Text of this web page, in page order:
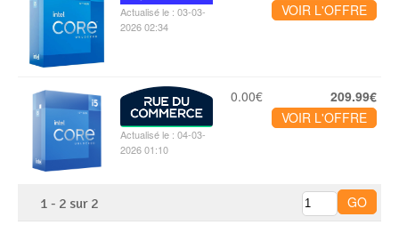
Actualisé le : 03-03-
2026 02:34
VOIR L'OFFRE
Actualisé le : 04-03-
2026 01:10
0.00€
209.99€
VOIR L'OFFRE
1 - 2 sur 2